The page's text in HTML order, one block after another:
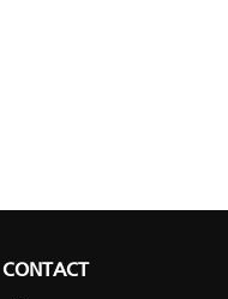
CONTACT